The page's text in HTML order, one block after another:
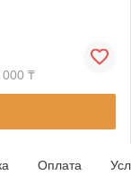
₸
Оплата